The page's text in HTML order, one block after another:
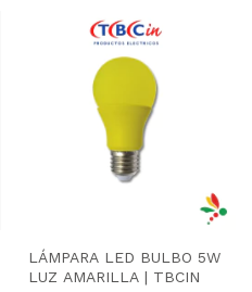
LÁMPARA LED BULBO 5W
LUZ AMARILLA | TBCIN